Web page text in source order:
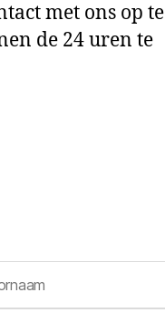
met ons op te
de 24 uren te